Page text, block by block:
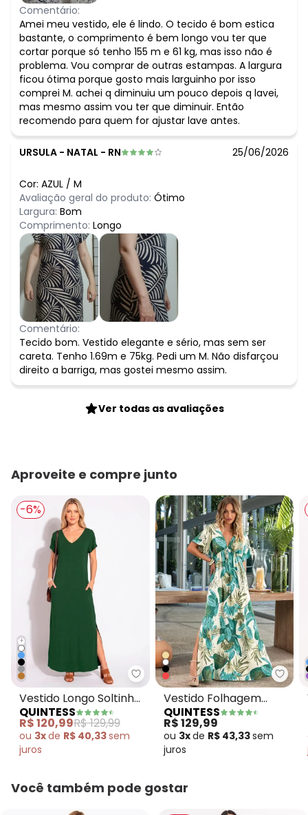
Comentário:
Amei meu vestido, ele é lindo. O tecido é bom estica
bastante, o comprimento é bem longo vou ter que
cortar porque só tenho 155 m e 61 kg, mas isso não é
problema. Vou comprar de outras estampas. A largura
ficou ótima porque gosto mais larguinho por isso
comprei M. achei q diminuiu um pouco depois q lavei,
mas mesmo assim vou ter que diminuir. Então
recomendo para quem for ajustar lave antes.
URSULA - NATAL - RN 25/06/2026
Cor: AZUL / M
Avaliação geral do produto: Ótimo
Largura: Bom
Comprimento: Longo
Comentário:
Tecido bom. Vestido elegante e sério, mas sem ser
careta. Tenho 1.69m e 75kg. Pedi um M. Não disfarçou
direito a barriga, mas gostei mesmo assim.
Ver todas as avaliações
Aproveite e compre junto
-6%
+
Quintess - Vestido Longo
Vestido Longo Soltinho
com Fenda Verde
QUINTESS
R$ 120,99R$ 129,99
ou 3xde R$ 40,33sem
juros
Vestido Folhagem
Bege em Malha Fria
QUINTESS
R$ 129,99
ou 3xde R$ 43,33sem
juros
Você também pode gostar